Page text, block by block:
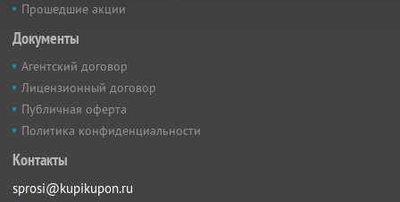
Прошедшие акции
Документы
Агентский договор
Лицензионный договор
Публичная оферта
Политика конфиденциальности
Контакты
sprosi@kupikupon.ru